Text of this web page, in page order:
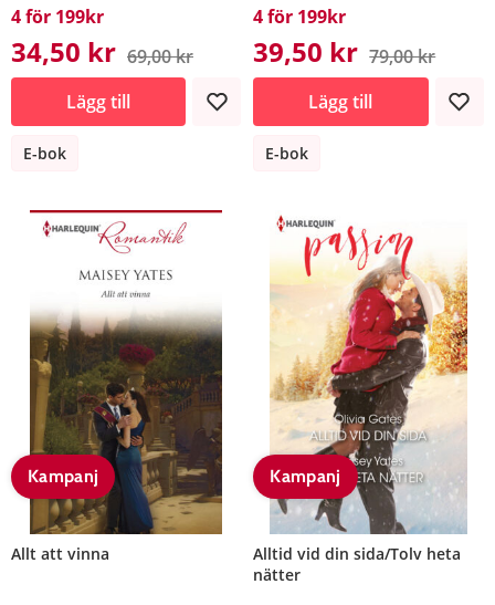
4 för 199kr
34,50 kr 69,00 kr
Lägg till
E-bok
4 för 199kr
39,50 kr 79,00 kr
Lägg till
E-bok
Kampanj
Allt att vinna
Kampanj
Alltid vid din sida/Tolv heta
nätter